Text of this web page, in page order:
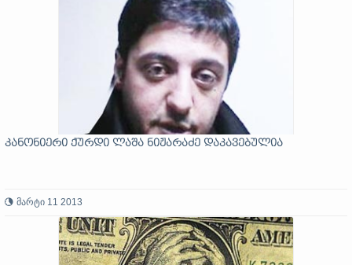
კანონიერი ქურდი ლაშა ნიჟარაძე დაკავებულია
მარტი 11 2013